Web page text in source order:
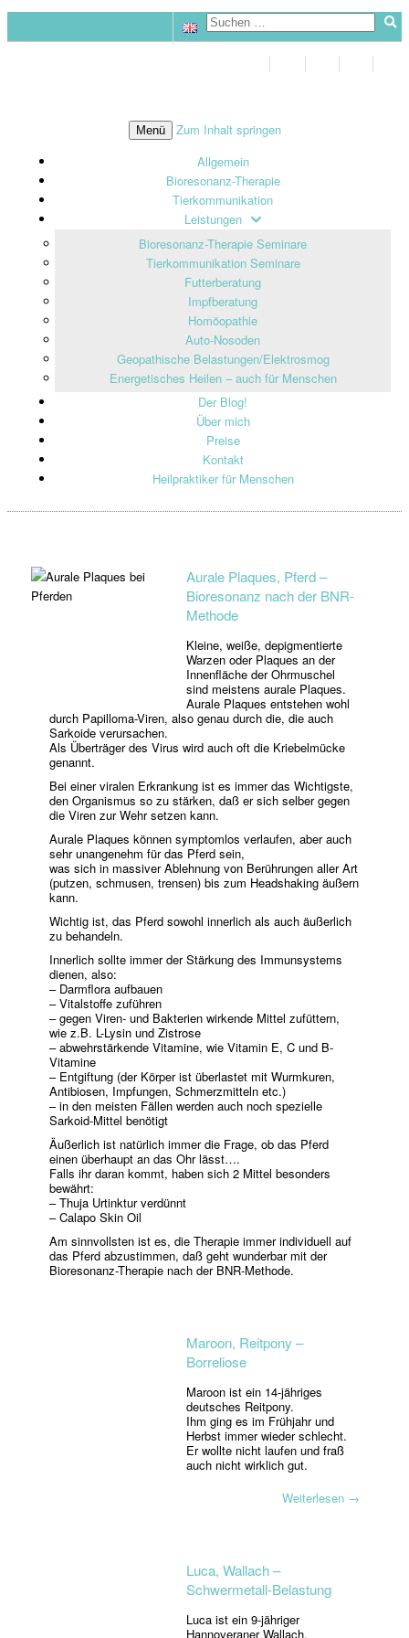
Menü
Zum Inhalt springen
Allgemein
Bioresonanz-Therapie
Tierkommunikation
Leistungen
Bioresonanz-Therapie Seminare
Tierkommunikation Seminare
Futterberatung
Impfberatung
Homöopathie
Auto-Nosoden
Geopathische Belastungen/Elektrosmog
Energetisches Heilen – auch für Menschen
Der Blog!
Über mich
Preise
Kontakt
Heilpraktiker für Menschen
Aurale Plaques, Pferd –
Bioresonanz nach der BNR-
Methode
Kleine, weiße, depigmentierte
Warzen oder Plaques an der
Innenfläche der Ohrmuschel
sind meistens aurale Plaques.
Aurale Plaques entstehen wohl
durch Papilloma-Viren, also genau durch die, die auch
Sarkoide verursachen.
Als Überträger des Virus wird auch oft die Kriebelmücke
genannt.
Bei einer viralen Erkrankung ist es immer das Wichtigste,
den Organismus so zu stärken, daß er sich selber gegen
die Viren zur Wehr setzen kann.
Aurale Plaques können symptomlos verlaufen, aber auch
sehr unangenehm für das Pferd sein,
was sich in massiver Ablehnung von Berührungen aller Art
(putzen, schmusen, trensen) bis zum Headshaking äußern
kann.
Wichtig ist, das Pferd sowohl innerlich als auch äußerlich
zu behandeln.
Innerlich sollte immer der Stärkung des Immunsystems
dienen, also:
– Darmflora aufbauen
– Vitalstoffe zuführen
– gegen Viren- und Bakterien wirkende Mittel zufüttern,
wie z.B. L-Lysin und Zistrose
– abwehrstärkende Vitamine, wie Vitamin E, C und B-
Vitamine
– Entgiftung (der Körper ist überlastet mit Wurmkuren,
Antibiosen, Impfungen, Schmerzmitteln etc.)
– in den meisten Fällen werden auch noch spezielle
Sarkoid-Mittel benötigt
Äußerlich ist natürlich immer die Frage, ob das Pferd
einen überhaupt an das Ohr lässt….
Falls ihr daran kommt, haben sich 2 Mittel besonders
bewährt:
– Thuja Urtinktur verdünnt
– Calapo Skin Oil
Am sinnvollsten ist es, die Therapie immer individuell auf
das Pferd abzustimmen, daß geht wunderbar mit der
Bioresonanz-Therapie nach der BNR-Methode.
Maroon, Reitpony –
Borreliose
Maroon ist ein 14-jähriges
deutsches Reitpony.
Ihm ging es im Frühjahr und
Herbst immer wieder schlecht.
Er wollte nicht laufen und fraß
auch nicht wirklich gut.
Weiterlesen →
Luca, Wallach –
Schwermetall-Belastung
Luca ist ein 9-jähriger
Hannoveraner Wallach.